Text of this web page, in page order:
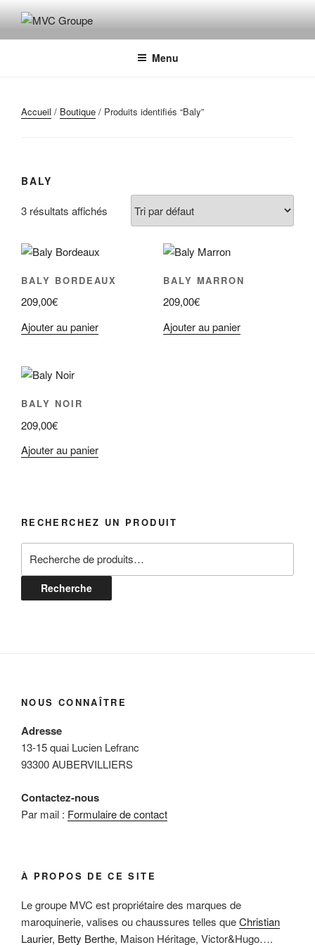
contenuMVC GROUPE
Maroquinerie – Valises – Chaussures
Menu
Accueil / Boutique / Produits identifiés “Baly”
BALY
3 résultats affichés
BALY BORDEAUX
209,00€
Ajouter au panier
BALY MARRON
209,00€
Ajouter au panier
BALY NOIR
209,00€
Ajouter au panier
RECHERCHEZ UN PRODUIT
pour :
Recherche
NOUS CONNAÎTRE
Adresse
13-15 quai Lucien Lefranc
93300 AUBERVILLIERS
Contactez-nous
Par mail : Formulaire de contact
À PROPOS DE CE SITE
Le groupe MVC est propriétaire des marques de
maroquinerie, valises ou chaussures telles queChristian
Laurier, Betty Berthe, Maison Héritage, Victor&Hugo….